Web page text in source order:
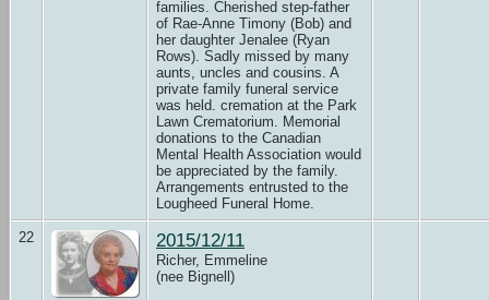
families. Cherished step-father
of Rae-Anne Timony (Bob) and
her daughter Jenalee (Ryan
Rows). Sadly missed by many
aunts, uncles and cousins. A
private family funeral service
was held. cremation at the Park
Lawn Crematorium. Memorial
donations to the Canadian
Mental Health Association would
be appreciated by the family.
Arrangements entrusted to the
Lougheed Funeral Home.
22 2015/12/11
Richer, Emmeline
(nee Bignell)